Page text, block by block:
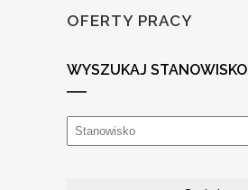
OFERTY PRACY
WYSZUKAJ STANOWISKO